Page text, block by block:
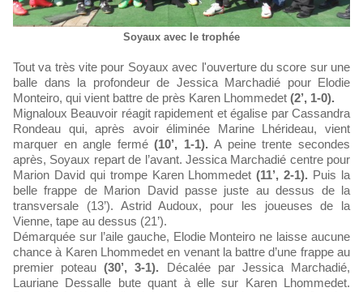
Soyaux avec le trophée
Tout va très vite pour Soyaux avec l'ouverture du score sur une
balle dans la profondeur de Jessica Marchadié pour Elodie
Monteiro, qui vient battre de près Karen Lhommedet (2’, 1-0).
Mignaloux Beauvoir réagit rapidement et égalise par Cassandra
Rondeau qui, après avoir éliminée Marine Lhérideau, vient
marquer en angle fermé(10’, 1-1).A peine trente secondes
après, Soyaux repart de l’avant. Jessica Marchadié centre pour
Marion David qui trompe Karen Lhommedet (11’, 2-1). Puis la
belle frappe de Marion David passe juste au dessus de la
transversale (13’). Astrid Audoux, pour les joueuses de la
Vienne, tape au dessus (21’).
Démarquée sur l’aile gauche, Elodie Monteiro ne laisse aucune
chance à Karen Lhommedet en venant la battre d’une frappe au
premier poteau (30’, 3-1). Décalée par Jessica Marchadié,
Lauriane Dessalle bute quant à elle sur Karen Lhommedet.